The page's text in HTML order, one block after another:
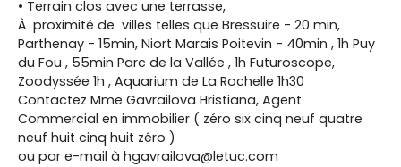
• Terrain clos avec une terrasse,
À proximité de villes telles que Bressuire - 20 min,
Parthenay - 15min, Niort Marais Poitevin - 40min , 1h Puy
du Fou , 55min Parc de la Vallée , 1h Futuroscope,
Zoodyssée 1h , Aquarium de La Rochelle 1h30
Contactez Mme Gavrailova Hristiana, Agent
Commercial en immobilier ( zéro six cinq neuf quatre
neuf huit cinq huit zéro )
ou par e-mail à hgavrailova@letuc.com